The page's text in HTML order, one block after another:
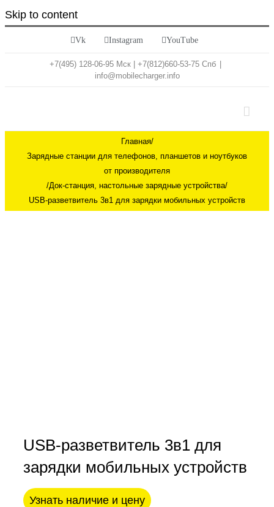
Skip to content
Vk Instagram YouTube
+7(495) 128-06-95 Мск | +7(812)660-53-75 Спб
info@mobilecharger.info
Главная/
Зарядные станции для телефонов, планшетов и ноутбуков
от производителя
/Док-станция, настольные зарядные устройства/
USB-разветвитель 3в1 для зарядки мобильных устройств
USB-разветвитель 3в1 для
зарядки мобильных устройств
Узнать наличие и цену